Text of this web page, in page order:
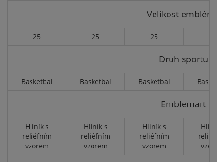
Velikost
25 25 25
Druh sportu
Basketbal Basketbal Basketbal
Emblemart
Hliník s
reliéfním
vzorem
Hliník s
reliéfním
vzorem
Hliník s
reliéfním
vzorem